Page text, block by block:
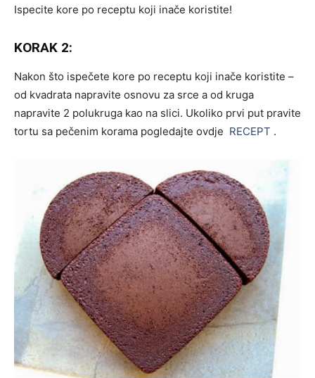
Ispecite kore po receptu koji inače koristite!
KORAK 2:
Nakon što ispečete kore po receptu koji inače koristite –
od kvadrata napravite osnovu za srce a od kruga
napravite 2 polukruga kao na slici. Ukoliko prvi put pravite
tortu sa pečenim korama pogledajte ovdje RECEPT .